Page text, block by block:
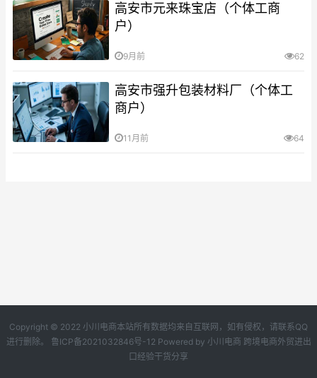
高安市元来珠宝店（个体工商
户）
9月前 62
高安市强升包装材料厂（个体工
商户）
11月前 64
Copyright © 2022 小川电商本站所有数据均来自互联网，如有侵权，请联系QQ
进行删除。 鲁ICP备2021032846号-12 Powered by 小川电商 跨境电商外贸进出
口经验干货分享